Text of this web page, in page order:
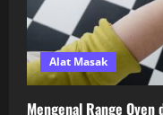
Alat Masak
Mengenal Range Oven